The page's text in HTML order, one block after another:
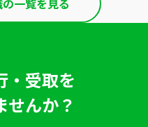
・受取を
せんか？